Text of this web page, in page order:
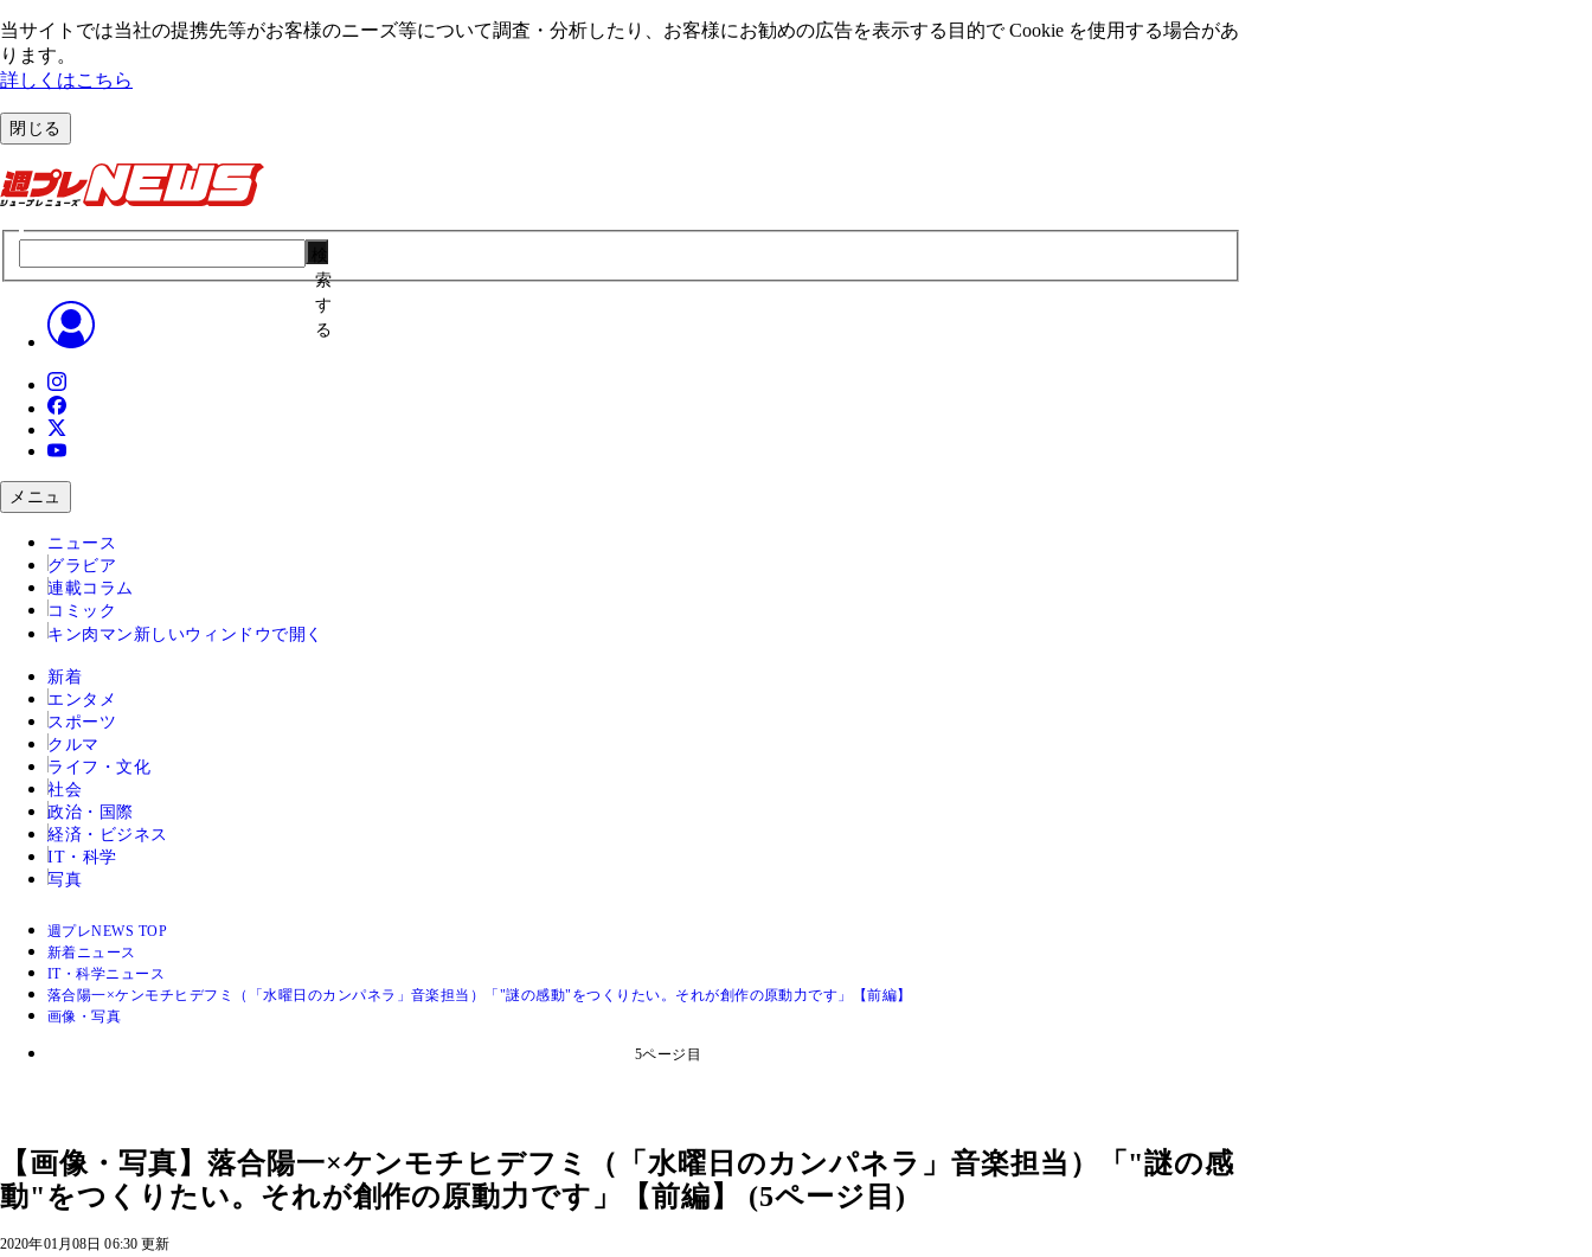
当サイトでは当社の提携先等がお客様のニーズ等について調査・分析したり、お客様にお勧めの広告を表⽰する⽬的で Cookie を使⽤する場合があ
ります。
詳しくはこちら
閉じる
索
す
る
メニュ
ニュース
グラビア
連載コラム
コミック
キン肉マン 新しいウィンドウで開く
新着
エンタメ
スポーツ
クルマ
ライフ・文化
社会
政治・国際
経済・ビジネス
IT・科学
写真
週プレNEWS TOP
新着ニュース
IT・科学ニュース
落合陽一×ケンモチヒデフミ（「水曜日のカンパネラ」音楽担当）「"謎の感動"をつくりたい。それが創作の原動力です」【前編】
画像・写真
5ページ目
【画像・写真】落合陽一×ケンモチヒデフミ（「水曜日のカンパネラ」音楽担当）「"謎の感
動"をつくりたい。それが創作の原動力です」【前編】 (5ページ目)
2020年01月08日 06:30 更新